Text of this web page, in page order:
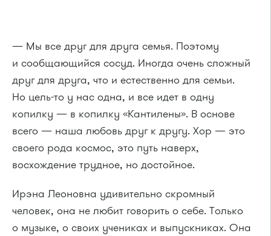
— Мы все друг для друга семья. Поэтому
и сообщающийся сосуд. Иногда очень сложный
друг для друга, что и естественно для семьи.
Но цель-то у нас одна, и все идет в одну
копилку — в копилку «Кантилены». В основе
всего — наша любовь друг к другу. Хор — это
своего рода космос, это путь наверх,
восхождение трудное, но достойное.
Ирэна Леоновна удивительно скромный
человек, она не любит говорить о себе. Только
о музыке, о своих учениках и выпускниках. Она